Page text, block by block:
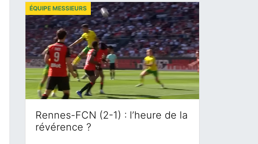
Rennes-FCN (2-1) : l’heure de la
révérence ?
ÉQUIPE MESSIEURS